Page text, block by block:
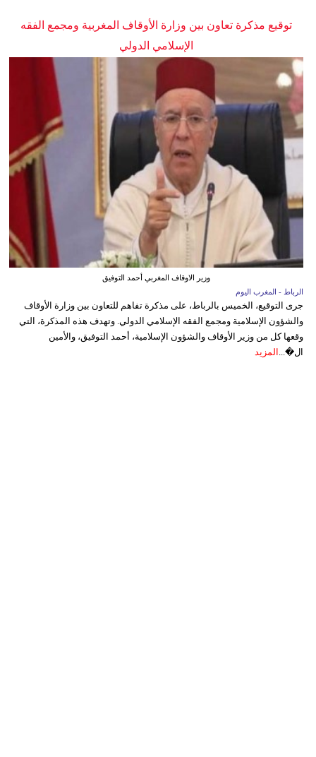
توقيع مذكرة تعاون بين وزارة الأوقاف المغربية ومجمع الفقه
الإسلامي الدولي
وزير الاوقاف المغربي أحمد التوفيق
الرباط - المغرب اليوم
جرى التوقيع، الخميس بالرباط، على مذكرة تفاهم للتعاون بين وزارة الأوقاف
والشؤون الإسلامية ومجمع الفقه الإسلامي الدولي. وتهدف هذه المذكرة، التي
وقعها كل من وزير الأوقاف والشؤون الإسلامية، أحمد التوفيق، والأمين
ال�... المزيد